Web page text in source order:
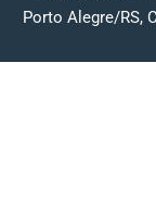
Porto Alegre/RS,